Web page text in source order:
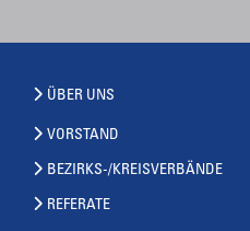
ÜBER UNS
VORSTAND
BEZIRKS-/KREISVERBÄNDE
REFERATE